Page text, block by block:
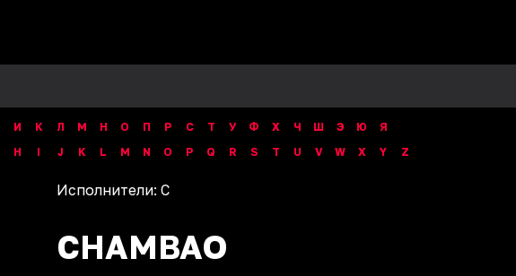
И К Л М Н О П Р С Т У Ф Х Ч Ш Э Ю
Я
H I J K L M N O P Q R S T U V W X Y Z
Исполнители: C
CHAMBAO